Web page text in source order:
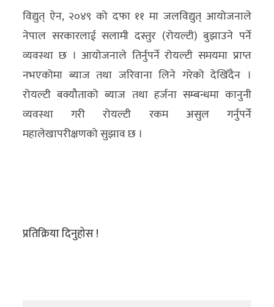
ग्यालरी
भिडियो
विद्युत् ऐन, २०४९ को दफा ११ मा जलविद्युत् आयोजनाले
नेपाल सरकारलाई सलामी दस्तुर (रोयल्टी) बुझाउने पर्ने
व्यवस्था छ । आयोजनाले तिर्नुपर्ने रोयल्टी समयमा प्राप्त
नभएकोमा ब्याज तथा जरिवाना लिने गरेको देखिँदैन ।
रोयल्टी बक्यौताको ब्याज तथा हर्जना सम्बन्धमा कानुनी
व्यवस्था गरी रोयल्टी रकम असुल गर्नुपर्ने
महालेखापरीक्षणको सुझाव छ ।
प्रतिक्रिया दिनुहोस !